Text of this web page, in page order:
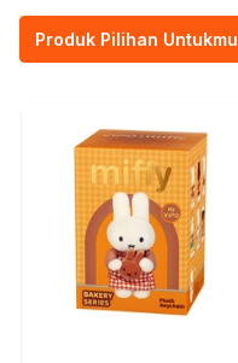
Produk Pilihan Untukmu